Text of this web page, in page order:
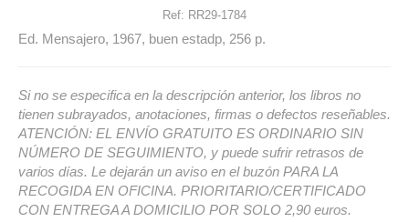
Ref: RR29-1784
Ed. Mensajero, 1967, buen estadp, 256 p.
Si no se especifica en la descripción anterior, los libros no
tienen subrayados, anotaciones, firmas o defectos reseñables.
ATENCIÓN: EL ENVÍO GRATUITO ES ORDINARIO SIN
NÚMERO DE SEGUIMIENTO, y puede sufrir retrasos de
varios días. Le dejarán un aviso en el buzón PARA LA
RECOGIDA EN OFICINA. PRIORITARIO/CERTIFICADO
CON ENTREGA A DOMICILIO POR SOLO 2,90 euros.